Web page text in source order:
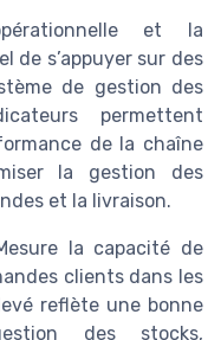
et la
de s’appuyer sur des
de gestion des
permettent
de la chaîne
la gestion des
et la livraison.
la capacité de
clients dans les
reflète une bonne
des stocks,